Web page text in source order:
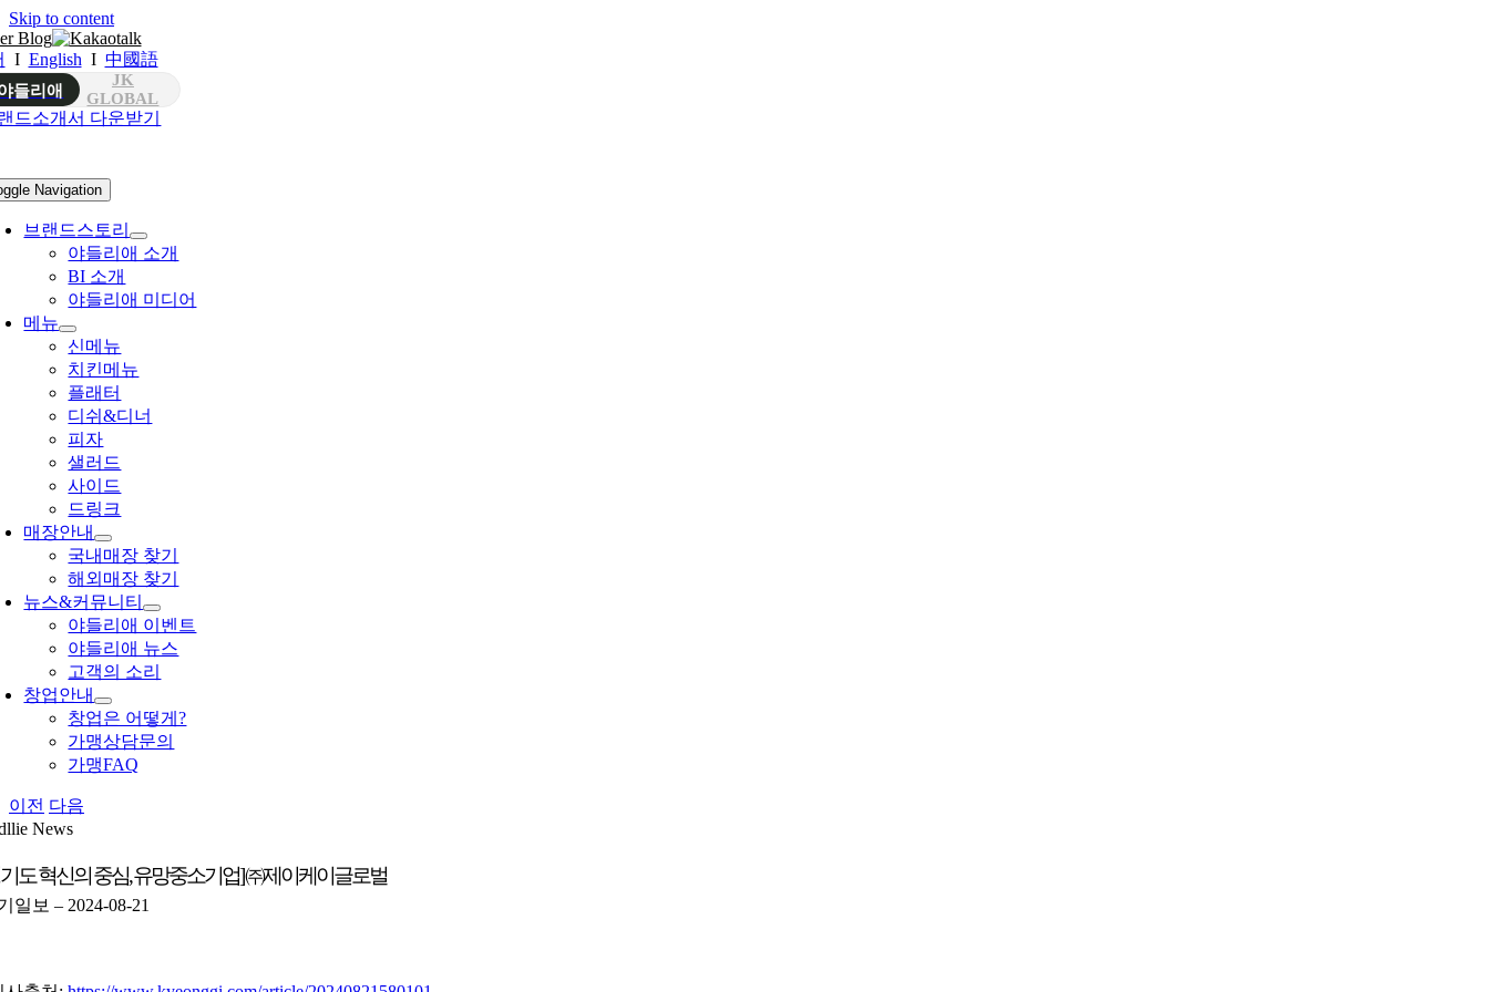
Skip to content
I English I 中國語
들리애
JK
GLOBAL
드소개서 다운받기
Navigation
브랜드스토리
야들리애 소개
BI 소개
야들리애 미디어
메뉴
신메뉴
치킨메뉴
플래터
디쉬&디너
피자
샐러드
사이드
드링크
매장안내
국내매장 찾기
해외매장 찾기
뉴스&커뮤니티
야들리애 이벤트
야들리애 뉴스
고객의 소리
창업안내
창업은 어떻게?
가맹상담문의
가맹FAQ
이전 다음
News
도 혁신의 중심, 유망중소기업] ㈜제이케이글로벌
일보 – 2024-08-21